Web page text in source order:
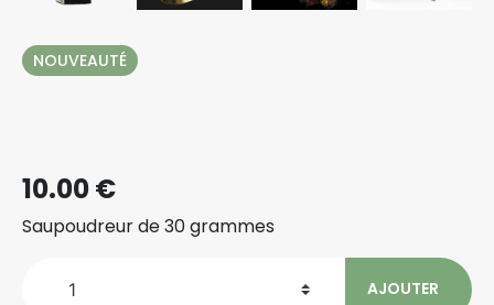
NOUVEAUTÉ
10.00 €
Saupoudreur de 30 grammes
1 AJOUTER